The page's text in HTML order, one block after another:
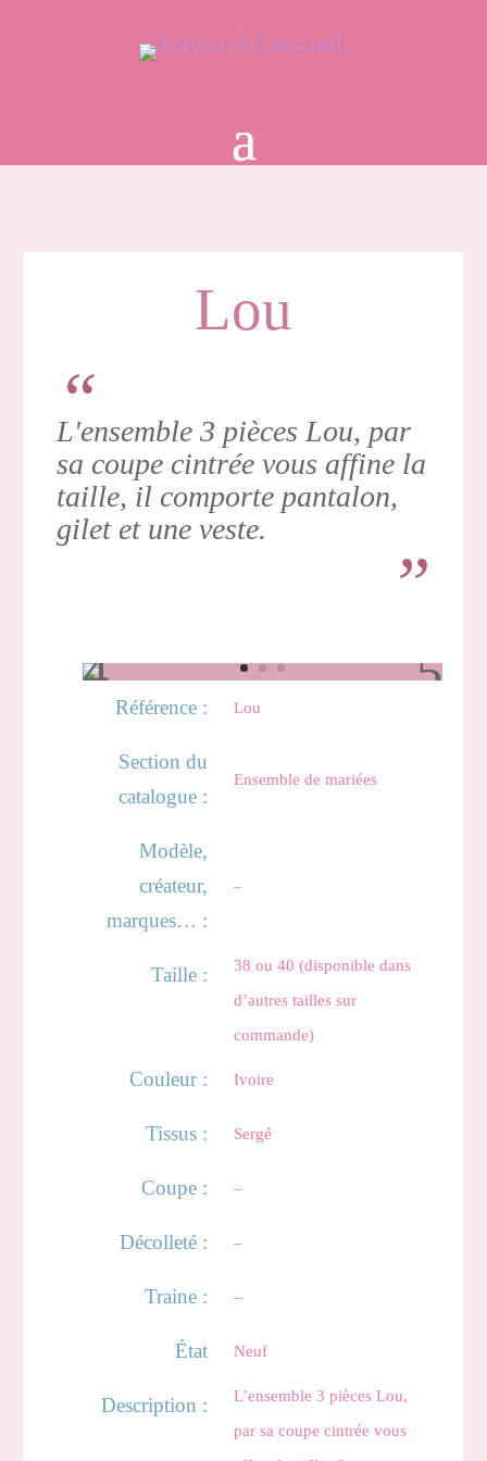
Lou
L'ensemble 3 pièces Lou, par
sa coupe cintrée vous affine la
taille, il comporte pantalon,
gilet et une veste.
Référence : Lou
Section du
catalogue :
Ensemble de mariées
Modèle,
créateur,
marques… :
–
Taille :
38 ou 40 (disponible dans
d’autres tailles sur
commande)
Couleur : Ivoire
Tissus : Sergé
Coupe : –
Décolleté : –
Traine : –
État Neuf
Description :
L’ensemble 3 pièces Lou,
par sa coupe cintrée vous